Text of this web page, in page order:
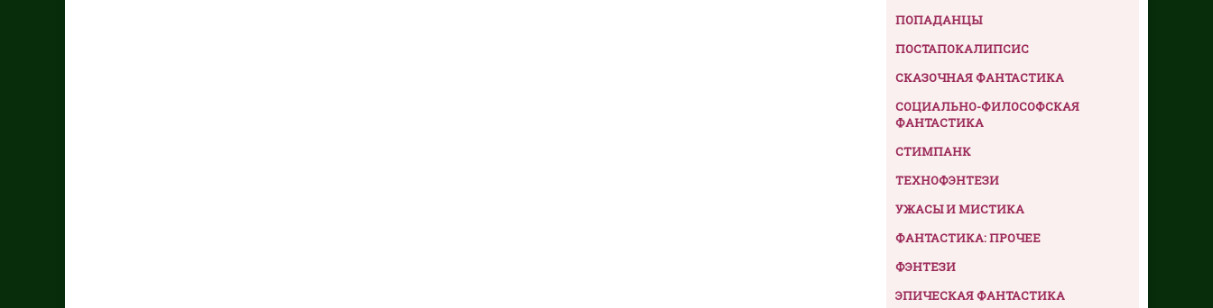
ПОПАДАНЦЫ
ПОСТАПОКАЛИПСИС
СКАЗОЧНАЯ ФАНТАСТИКА
СОЦИАЛЬНО-ФИЛОСОФСКАЯ
ФАНТАСТИКА
СТИМПАНК
ТЕХНОФЭНТЕЗИ
УЖАСЫ И МИСТИКА
ФАНТАСТИКА: ПРОЧЕЕ
ФЭНТЕЗИ
ЭПИЧЕСКАЯ ФАНТАСТИКА